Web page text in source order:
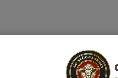
is hij geschikt om een wijnfles te